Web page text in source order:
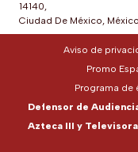
14140,
Ciudad De México,
Aviso de
Promo
Programa de
Defensor de
Azteca III y